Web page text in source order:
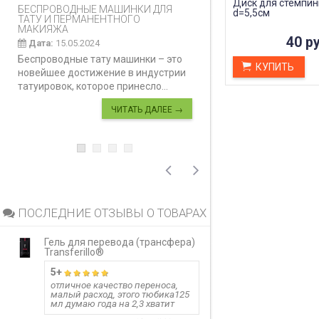
БЕСПРОВОДНЫЕ МАШИНКИ ДЛЯ
ТАТУ И ПЕРМАНЕНТНОГО
МАКИЯЖА
Дата: 15.05.2024
Беспроводные тату машинки – это
новейшее достижение в индустрии
татуировок, которое принесло...
ЧИТАТЬ ДАЛЕЕ →
КАК ПРАВИЛЬНО
ДЕЛАТЬ
Карбоновый
инновационная
процедура,
ПОСЛЕДНИЕ ОТЗЫВЫ О ТОВАРАХ
Гель для перевода (трансфера)
Transferillo®
5+
отличное качество переноса,
малый расход, этого тюбика125
мл думаю года на 2,3 хватит
Диск для
d=5,5см
40
КУПИТЬ